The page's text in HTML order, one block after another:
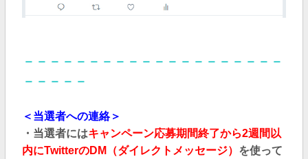
－－－－－－－－－－－－－－－－－－－－
－－－－－
＜当選者への連絡＞
・当選者にはキャンペーン応募期間終了から2週間以
内にTwitterのDM（ダイレクトメッセージ） を使って